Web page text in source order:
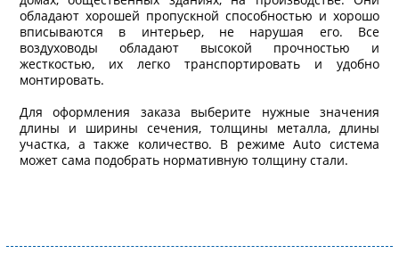
обладают хорошей пропускной способностью и хорошо
вписываются в интерьер, не нарушая его. Все
воздуховоды обладают высокой прочностью и
жесткостью, их легко транспортировать и удобно
монтировать.
Для оформления заказа выберите нужные значения
длины и ширины сечения, толщины металла, длины
участка, а также количество. В режиме Auto система
может сама подобрать нормативную толщину стали.